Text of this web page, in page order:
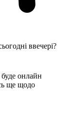
ввечері?
онлайн
ще щодо
керування